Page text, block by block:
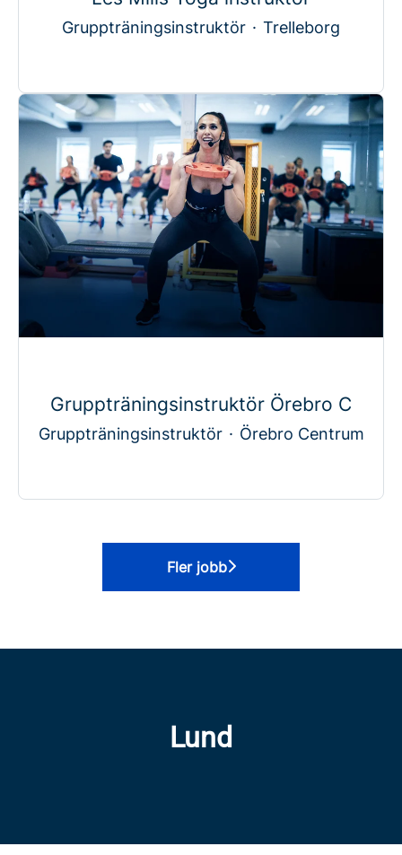
Gruppträningsinstruktör · Trelleborg
Gruppträningsinstruktör Örebro C
Gruppträningsinstruktör · Örebro Centrum
Fler jobb
Lund